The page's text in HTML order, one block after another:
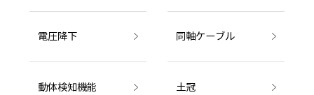
電圧降下 同軸ケーブル
動体検知機能 土冠